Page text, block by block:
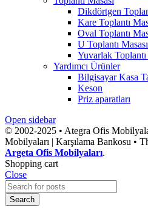
Dikdörtgen
Kare Toplantı
Oval Toplantı
U Toplantı Masası
Yuvarlak Toplantı
Yardımcı Ürünler
Bilgisayar Kasa
Keson
Priz aparatları
Open sidebar
© 2002-2025 • Ategra Ofis
Mobilyaları | Karşılama Bankosu •
Argeta Ofis Mobilyaları.
Shopping cart
Close
Search